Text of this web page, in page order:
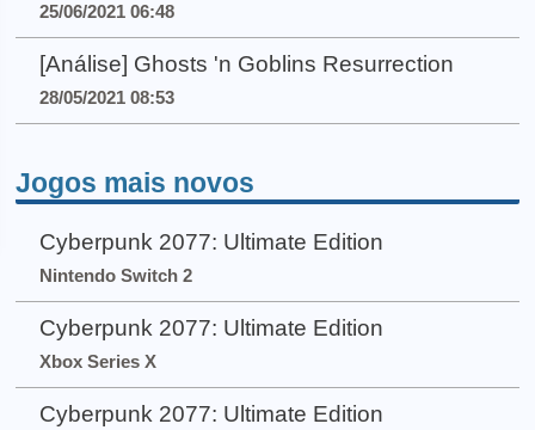
25/06/2021 06:48
[Análise] Ghosts 'n Goblins Resurrection
28/05/2021 08:53
Jogos mais novos
Cyberpunk 2077: Ultimate Edition
Nintendo Switch 2
Cyberpunk 2077: Ultimate Edition
Xbox Series X
Cyberpunk 2077: Ultimate Edition